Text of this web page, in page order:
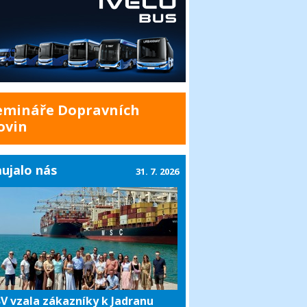
Dopravních
nás
vzala zákazníky k Jadranu
31. 7. 2026